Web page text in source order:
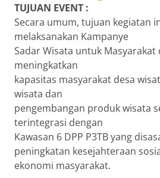
TUJUAN EVENT :
Secara umum, tujuan kegiatan
melaksanakan Kampanye
Sadar Wisata untuk
meningkatkan
kapasitas masyarakat desa
wisata dan
pengembangan produk wisata
terintegrasi dengan
Kawasan 6 DPP P3TB yang
peningkatan kesejahteraan
ekonomi masyarakat.